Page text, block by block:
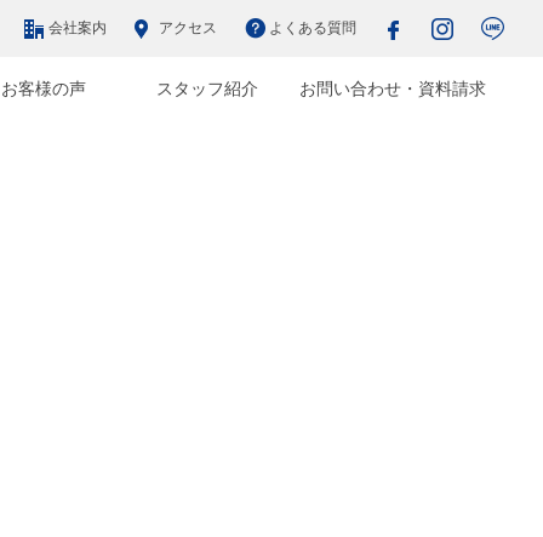
会社案内 アクセス よくある質問
お客様の声 スタッフ紹介 お問い合わせ・資料請求